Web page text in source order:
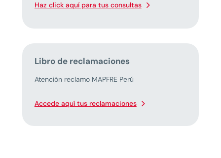
Haz click aquí para tus consultas
Libro de reclamaciones
Atención reclamo MAPFRE Perú
Accede aquí tus reclamaciones